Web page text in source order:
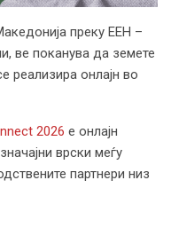
преку ЕЕН –
ве поканува да земете
реализира онлајн во
2026 е онлајн
врски меѓу
партнери низ